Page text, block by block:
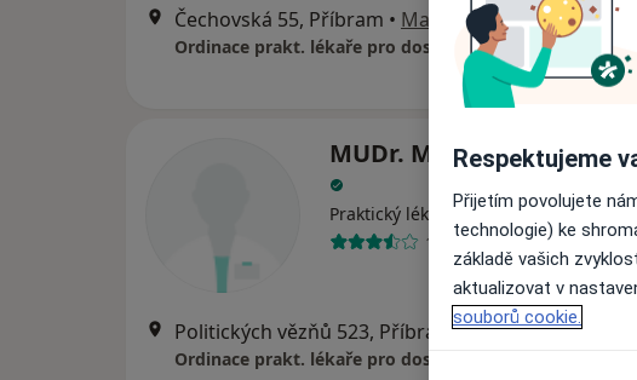
Čechovská 55, Příbram • Mapa
Ordinace prakt. lékaře pro dospělé
MUDr. Milada Řeřichová
Praktický lékař
10 názorů
Politických vězňů 523, Příbram•Mapa
Ordinace prakt. lékaře pro dospělé
Respektujeme
Přijetím povolujete
technologie) ke
základě vašich
aktualizovat v
souborů cookie.